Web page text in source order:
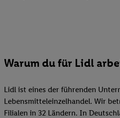
Warum du für Lidl
Lidl ist eines der führenden
Lebensmitteleinzelhandel. Wir
Filialen in 32 Ländern. In